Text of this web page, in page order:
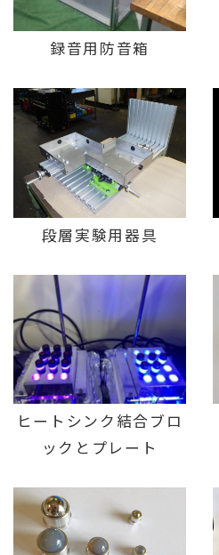
録音用防音箱
段層実験用器具
ヒートシンク結合ブロ
ックとプレート